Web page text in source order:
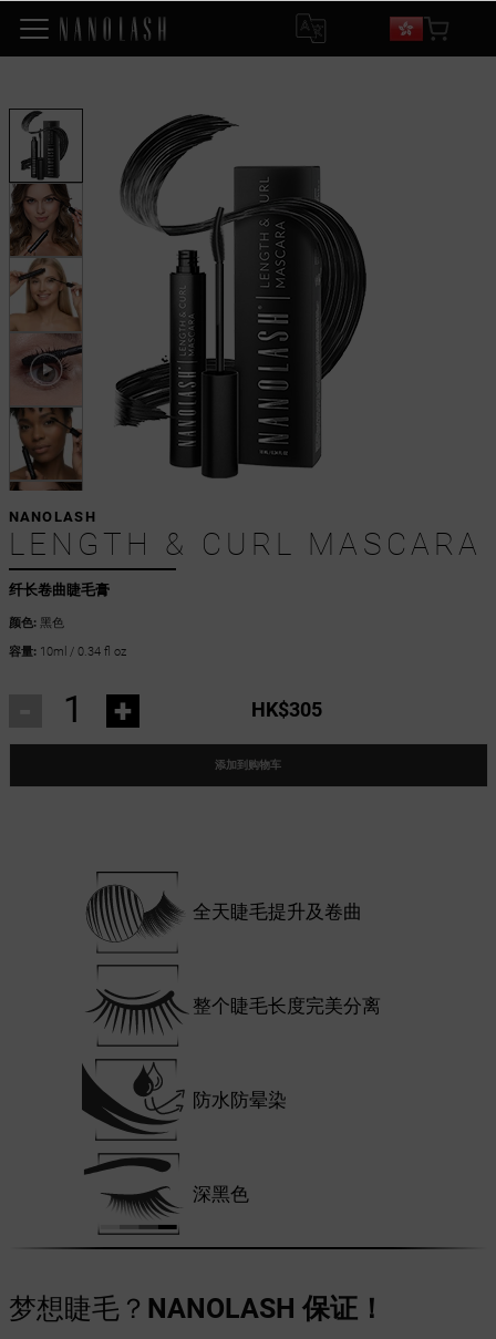
纤长卷曲睫毛膏
NANOLASH
LENGTH & CURL MASCARA
颜色: 黑色
容量: 10ml / 0.34 fl oz
+ HK$305
添加到购物车
全天睫毛提升及卷曲
整个睫毛长度完美分离
防水防晕染
深黑色
梦想睫毛？ NANOLASH 保证！